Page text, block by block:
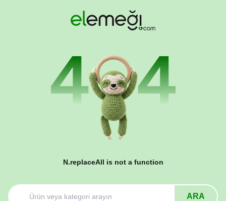
N.replaceAll is not a function
ARA